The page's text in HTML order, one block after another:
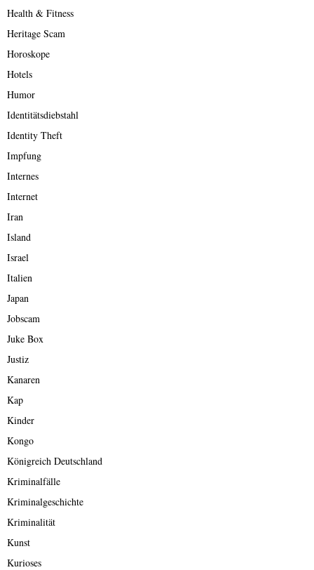
Health & Fitness
Heritage Scam
Horoskope
Hotels
Humor
Identitätsdiebstahl
Identity Theft
Impfung
Internes
Internet
Iran
Island
Israel
Italien
Japan
Jobscam
Juke Box
Justiz
Kanaren
Kap
Kinder
Kongo
Königreich Deutschland
Kriminalfälle
Kriminalgeschichte
Kriminalität
Kunst
Kurioses